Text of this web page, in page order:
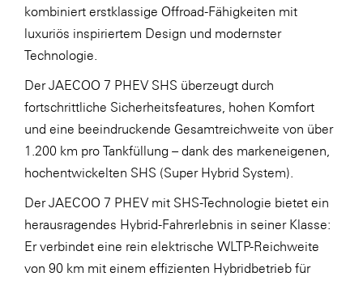
kombiniert erstklassige Offroad-Fähigkeiten mit
luxuriös inspiriertem Design und modernster
Technologie.
Der JAECOO 7 PHEV SHS überzeugt durch
fortschrittliche Sicherheitsfeatures, hohen Komfort
und eine beeindruckende Gesamtreichweite von über
1.200 km pro Tankfüllung – dank des markeneigenen,
hochentwickelten SHS (Super Hybrid System).
Der JAECOO 7 PHEV mit SHS-Technologie bietet ein
herausragendes Hybrid-Fahrerlebnis in seiner Klasse:
Er verbindet eine rein elektrische WLTP-Reichweite
von 90 km mit einem effizienten Hybridbetrieb für